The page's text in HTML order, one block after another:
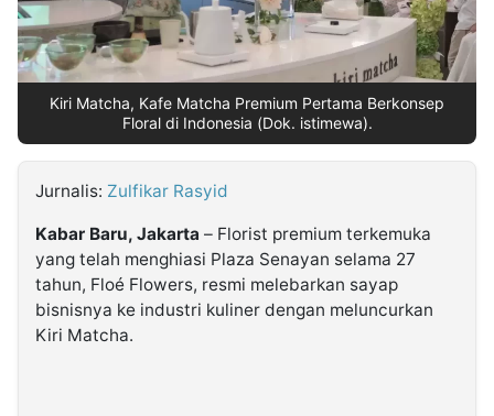
Kabarbaru
Kabarbaru.co
2026
Kiri Matcha, Kafe Matcha Premium Pertama Berkonsep
Floral di Indonesia (Dok. istimewa).
Jurnalis: Zulfikar Rasyid
Kabar Baru, Jakarta – Florist premium terkemuka
yang telah menghiasi Plaza Senayan selama 27
tahun, Floé Flowers, resmi melebarkan sayap
bisnisnya ke industri kuliner dengan meluncurkan
Kiri Matcha.